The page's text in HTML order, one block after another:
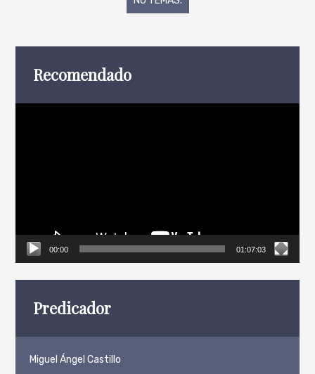
Recomendado
00:00 01:07:03
Predicador
Miguel Ángel Castillo